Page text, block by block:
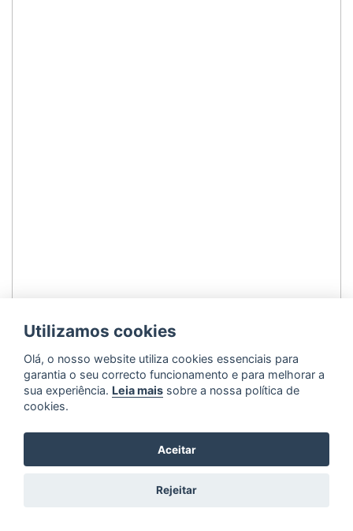
Utilizamos cookies
Olá, o nosso website utiliza cookies essenciais para
garantia o seu correcto funcionamento e para melhorar a
sua experiência. Leia mais sobre a nossa política de
cookies.
Aceitar
Rejeitar